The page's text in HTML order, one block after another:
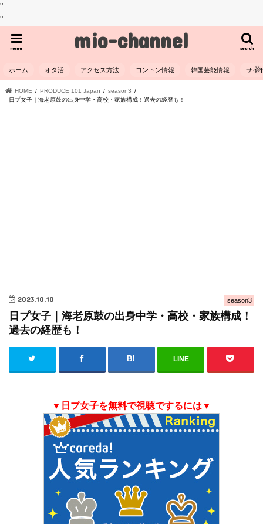
"
"
mio-channel search
menu
ホーム オタ活 アクセス方法 ヨントン情報 韓国芸能情報 サイ
HOME PRODUCE 101 Japan
season3
日プ女子｜海老原鼓の出身中学・高校・家族構成！過去の経歴も！
season3
2023.10.10
日プ女子｜海老原鼓の出身中学・高校・家族構成！
過去の経歴も！
LINE
▼日プ女子を無料で視聴でするには▼